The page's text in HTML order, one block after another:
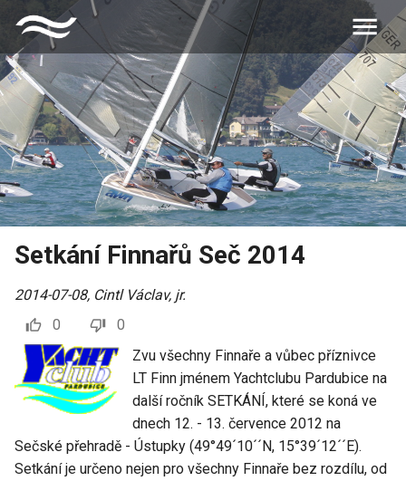
Setkání Finnařů Seč 2014
2014-07-08, Cintl Václav, jr.
0
0
Zvu všechny Finnaře a vůbec příznivce
LT Finn jménem Yachtclubu Pardubice na
další ročník SETKÁNÍ, které se koná ve
dnech 12. - 13. července 2012 na
Sečské přehradě - Ústupky (49°49´10´´N, 15°39´12´´E).
Setkání je určeno nejen pro všechny Finnaře bez rozdílu, od